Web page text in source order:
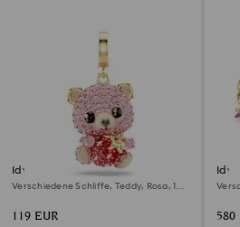
Idyllia Charm
Verschiedene Schliffe, Teddy, Rosa, 18K
119 EUR 580